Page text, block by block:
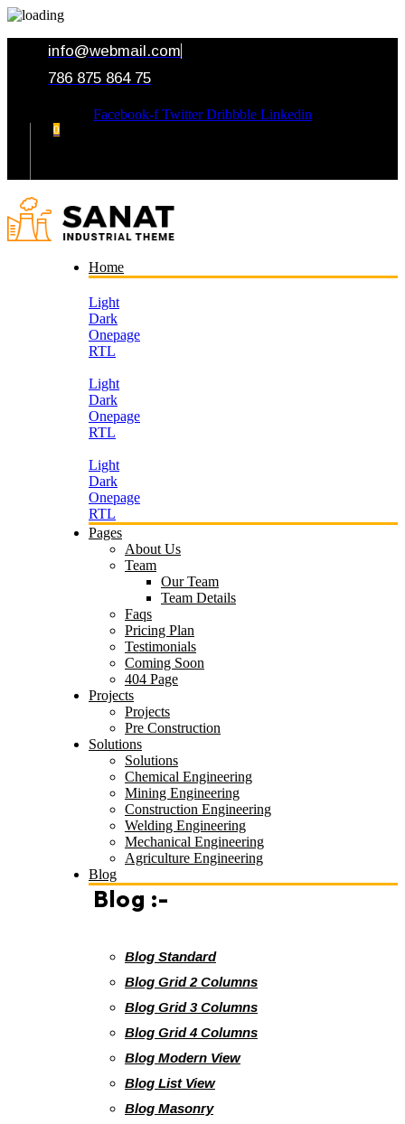
info@webmail.com
786 875 864 75
Facebook-f Twitter Dribbble Linkedin
0
Home
Light
Dark
Onepage
RTL
Light
Dark
Onepage
RTL
Light
Dark
Onepage
RTL
Pages
About Us
Team
Our Team
Team Details
Faqs
Pricing Plan
Testimonials
Coming Soon
404 Page
Projects
Projects
Pre Construction
Solutions
Solutions
Chemical Engineering
Mining Engineering
Construction Engineering
Welding Engineering
Mechanical Engineering
Agriculture Engineering
Blog
Blog :-
Blog Standard
Blog Grid 2 Columns
Blog Grid 3 Columns
Blog Grid 4 Columns
Blog Modern View
Blog List View
Blog Masonry